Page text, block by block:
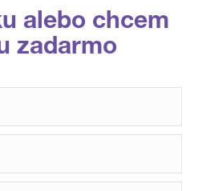
alebo chcem
zadarmo